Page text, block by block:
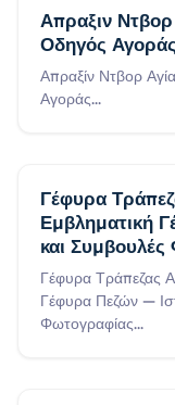
Απραξιν
Οδηγός Αγοράς
Απραξίν Ντβορ
Αγοράς...
Γέφυρα
Εμβληματική
και
Γέφυρα Τράπεζας
Γέφυρα Πεζών —
Φωτογραφίας...